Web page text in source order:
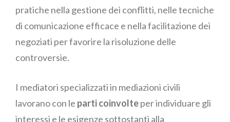
pratiche nella gestione dei conflitti, nelle tecniche
di comunicazione efficace e nella facilitazione dei
negoziati per favorire la risoluzione delle
controversie.
I mediatori specializzati in mediazioni civili
lavorano con le parti coinvolteper individuare gli
interessi e le esigenze sottostanti alla